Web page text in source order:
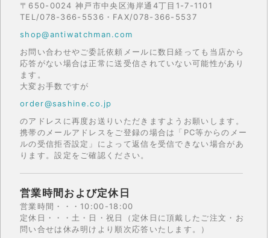
〒650-0024 神戸市中央区海岸通4丁目1-7-1101
TEL/078-366-5536・FAX/078-366-5537
shop@antiwatchman.com
お問い合わせやご委託依頼メールに数日経っても当店から
応答がない場合は正常に送受信されていない可能性があり
ます。
大変お手数ですが
order@sashine.co.jp
のアドレスに再度お送りいただきますようお願いします。
携帯のメールアドレスをご登録の場合は「PC等からのメー
ルの受信拒否設定」によって返信を受信できない場合があ
ります。設定をご確認ください。
営業時間および定休日
営業時間・・・10:00-18:00
定休日・・・土・日・祝日（定休日に頂戴したご注文・お
問い合せは休み明けより順次応答いたします。）